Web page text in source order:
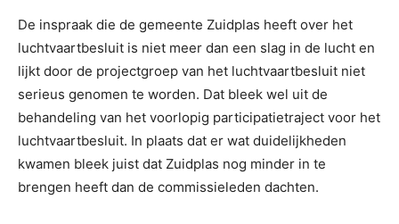
De inspraak die de gemeente Zuidplas heeft over het
luchtvaartbesluit is niet meer dan een slag in de lucht en
lijkt door de projectgroep van het luchtvaartbesluit niet
serieus genomen te worden. Dat bleek wel uit de
behandeling van het voorlopig participatietraject voor het
luchtvaartbesluit. In plaats dat er wat duidelijkheden
kwamen bleek juist dat Zuidplas nog minder in te
brengen heeft dan de commissieleden dachten.